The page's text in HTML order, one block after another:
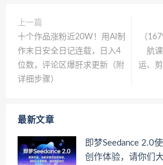
上一篇
十个作品涨粉近20W！用AI制
作末日安全日记连载，日入4
位数，评论区爆肝求更新（附
详细步骤）
（
航
运、
最新文章
即梦Seedance 2.0
创作体验，请你们